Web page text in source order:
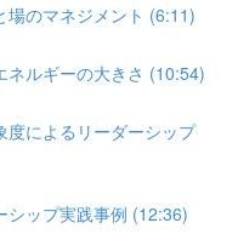
のマネジメント (6:11)
ルギーの大きさ (10:54)
によるリーダーシップ
ップ実践事例 (12:36)